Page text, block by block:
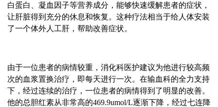
白蛋白、凝血因子等营养成分，能够快速缓解患者的症状，
让肝脏得到充分的休息和恢复。这种疗法相当于给人体安装
了一个体外人工肝，帮助改善症状。
由于一位患者的病情较重，消化科医护建议为他进行较高频
次的血浆置换治疗，即每天进行一次。在输血科的全力支持
下，经过连续的治疗，一位患者的病情得到了明显的改善。
他的总胆红素从非常高的469.9umol/L逐渐下降，经过七连降